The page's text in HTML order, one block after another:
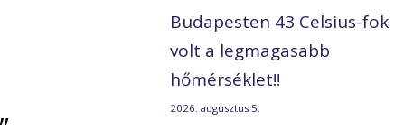
„
Budapesten 43 Celsius-fok
volt a legmagasabb
hőmérséklet!!
2026. augusztus 5.